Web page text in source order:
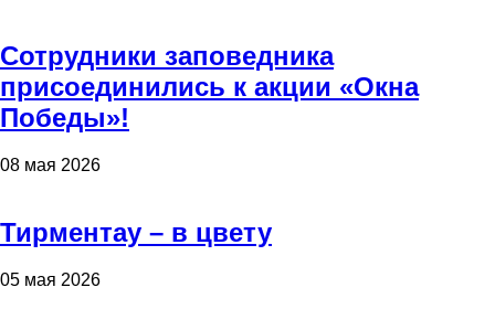
Сотрудники заповедника
присоединились к акции «Окна
Победы»!
08 мая 2026
Тирментау – в цвету
05 мая 2026